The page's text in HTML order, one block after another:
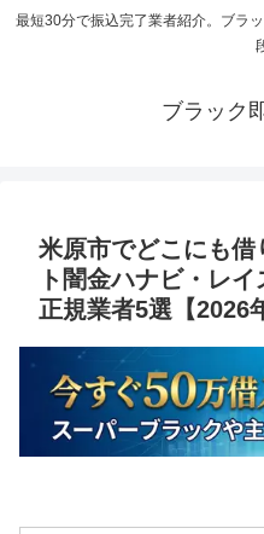
最短30分で振込完了業者紹介。ブラ
ブラック
米原市でどこにも
ト闇金ハナビ・レ
正規業者5選【2026